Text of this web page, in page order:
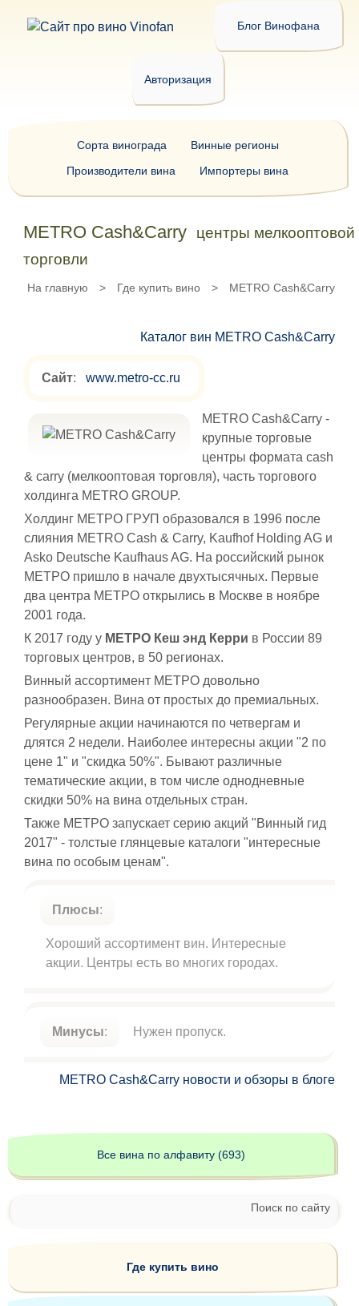
Блог Винофана
Авторизация
METRO Cash&Carry
центры мелкооптовой
торговли
На главную > Где купить вино > METRO Cash&Carry
Каталог вин METRO Cash&Carry
Cайт: www.metro-cc.ru
METRO Cash&Carry -
крупные торговые
центры формата cash
& carry (мелкооптовая торговля), часть торгового
холдинга METRO GROUP.
Холдинг МЕТРО ГРУП образовался в 1996 после
слияния METRO Cash & Carry, Kaufhof Holding AG и
Asko Deutsche Kaufhaus AG. На российский рынок
МЕТРО пришло в начале двухтысячных. Первые
два центра МЕТРО открылись в Москве в ноябре
2001 года.
К 2017 году у МЕТРО Кеш энд Керри в России 89
торговых центров, в 50 регионах.
Винный ассортимент МЕТРО довольно
разнообразен. Вина от простых до премиальных.
Регулярные акции начинаются по четвергам и
длятся 2 недели. Наиболее интересны акции "2 по
цене 1" и "скидка 50%". Бывают различные
тематические акции, в том числе однодневные
скидки 50% на вина отдельных стран.
Также МЕТРО запускает серию акций "Винный гид
2017" - толстые глянцевые каталоги "интересные
вина по особым ценам".
Плюсы:
Хороший ассортимент вин. Интересные
акции. Центры есть во многих городах.
Минусы: Нужен пропуск.
METRO Cash&Carry новости и обзоры в блоге
Сорта винограда
Винные регионы
Производители вина
Импортеры вина
Все вина по алфавиту (693)
Поиск по сайту
Где купить вино